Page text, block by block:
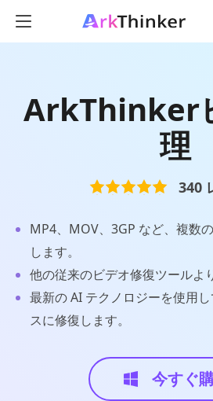
ArkThinker
理
340
MP4、MOV、3GP など、複数
します。
他の従来のビデオ修復ツールよ
最新の AI テクノロジーを使用
スに修復します。
今すぐ